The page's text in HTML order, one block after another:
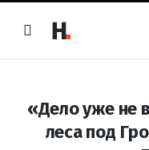
«Дело уже не
леса под